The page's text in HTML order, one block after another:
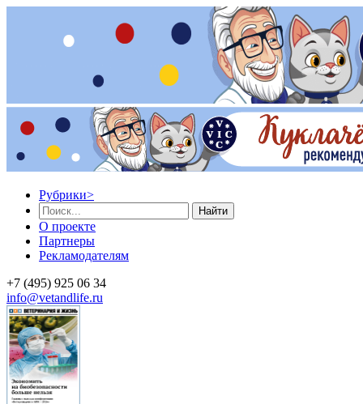
Рубрики>
Найти
О проекте
Партнеры
Рекламодателям
+7 (495) 925 06 34
info@vetandlife.ru